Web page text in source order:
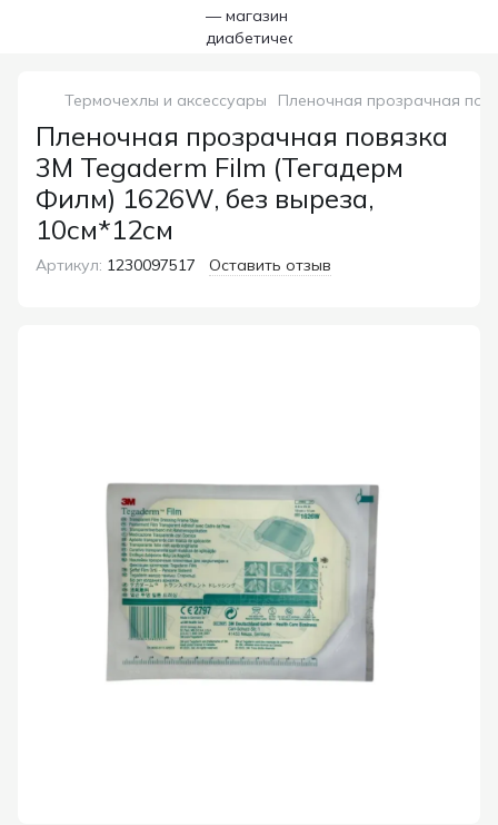
Термочехлы и аксессуары Пленочная прозрачная
Пленочная прозрачная повязка
3M Tegaderm Film (Тегадерм
Филм) 1626W, без выреза,
10см*12см
Артикул: 1230097517 Оставить отзыв